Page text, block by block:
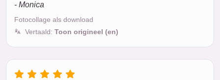
- Monica
Fotocollage als download
Vertaald: Toon origineel (en)